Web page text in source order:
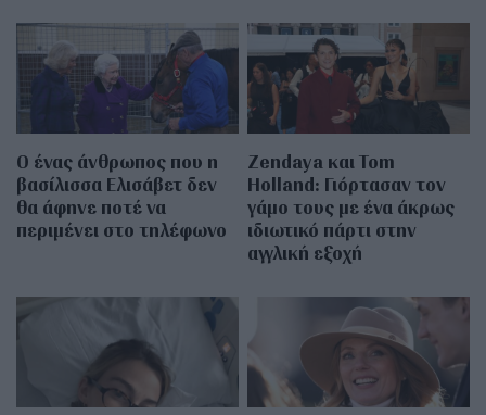
Ο ένας άνθρωπος που η
βασίλισσα Ελισάβετ δεν
θα άφηνε ποτέ να
περιμένει στο τηλέφωνο
Zendaya και Tom
Holland: Γιόρτασαν τον
γάμο τους με ένα άκρως
ιδιωτικό πάρτι στην
αγγλική εξοχή